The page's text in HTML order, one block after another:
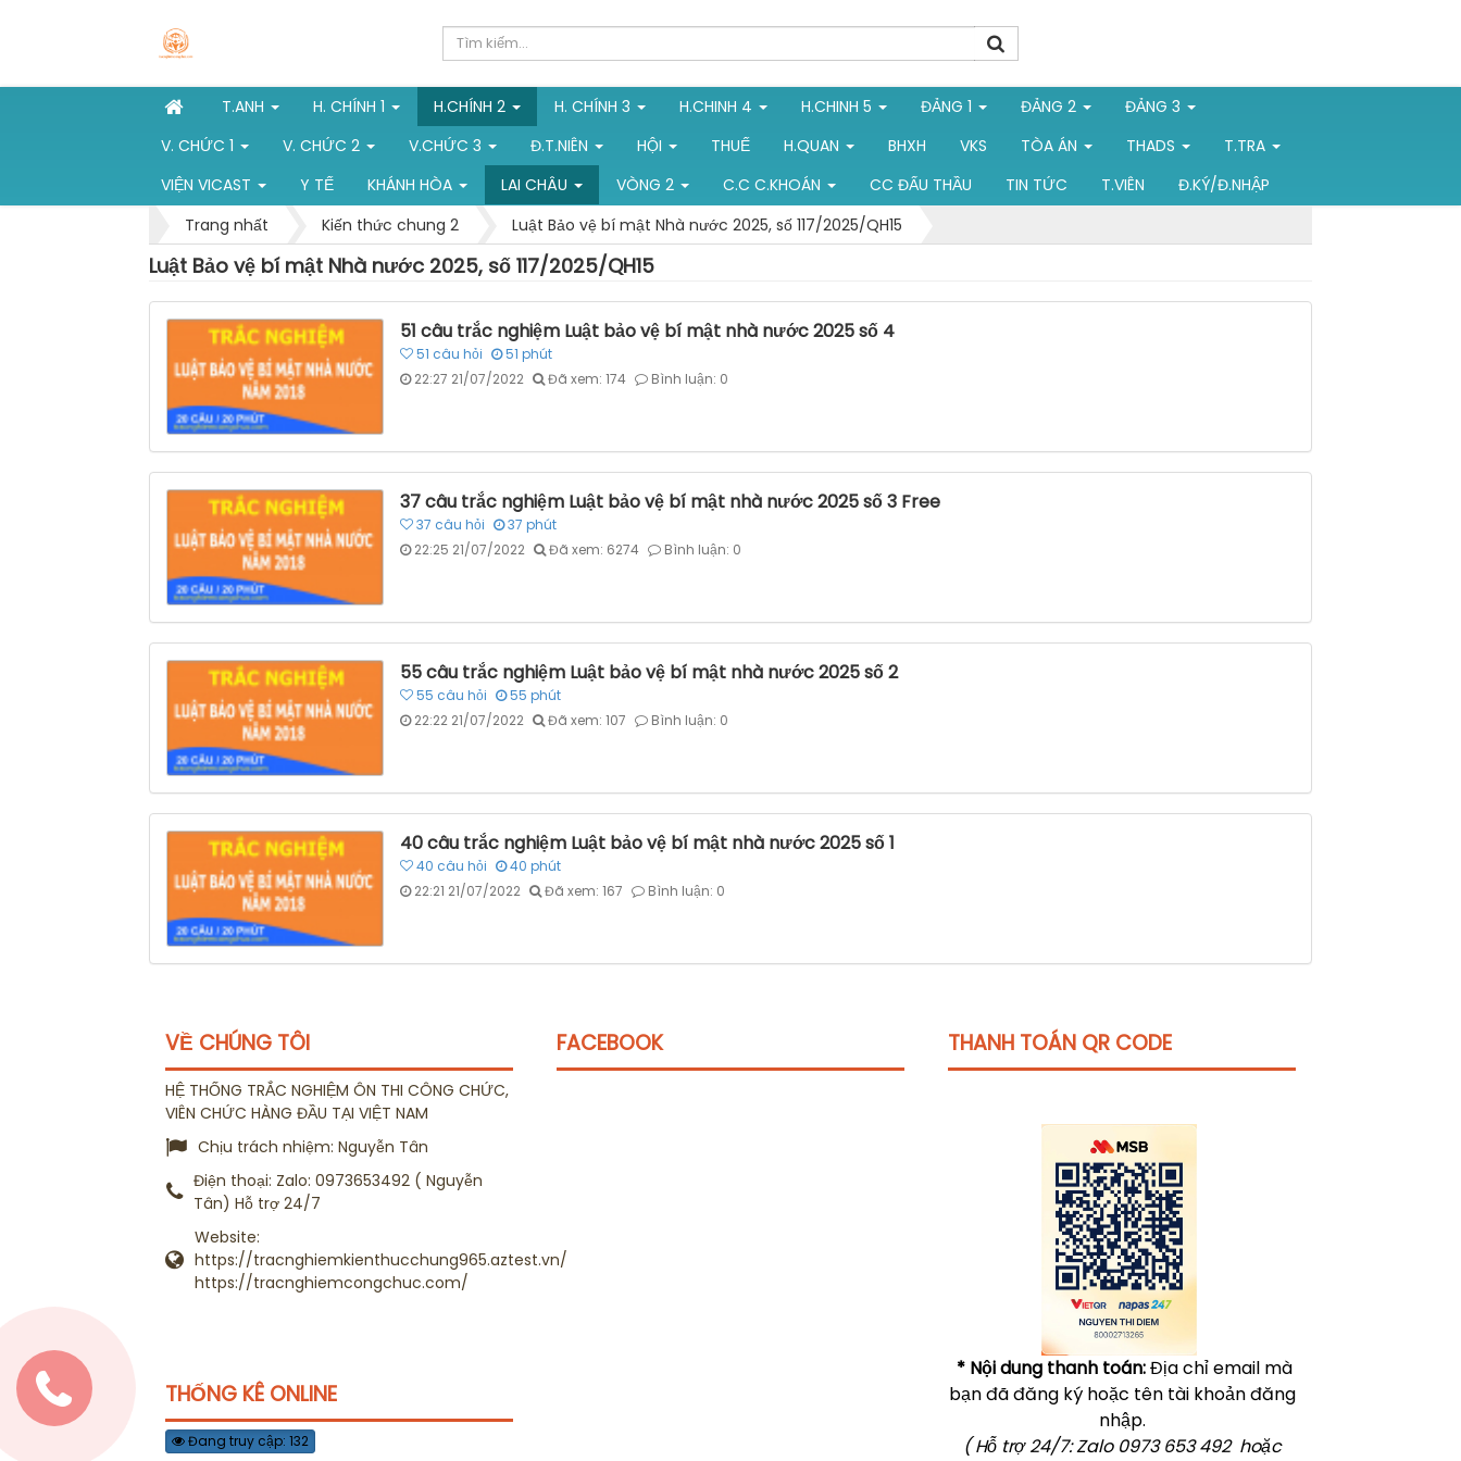
T.ANH H. CHÍNH 1 H.CHÍNH 2 H. CHÍNH 3 H.CHINH 4 H.CHINH 5 ĐẢNG 1 ĐẢNG 2
ĐẢNG 3
V. CHỨC 1
V. CHỨC 2 V.CHỨC 3 Đ.T.NIÊN HỘI THUẾ H.QUAN BHXH VKS TÒA ÁN THADS
T.TRA
VIỆN VICAST
Y TẾ KHÁNH HÒA LAI CHÂU VÒNG 2 C.C C.KHOÁN CC ĐẤU THẦU TIN TỨC T.VIÊN
Đ.KÝ/Đ.NHẬP
Trang nhất
Kiến thức chung 2 Luật Bảo vệ bí mật Nhà nước 2025, số 117/2025/QH15
Luật Bảo vệ bí mật Nhà nước 2025, số 117/2025/QH15
51 câu trắc nghiệm Luật bảo vệ bí mật nhà nước 2025 số 4
51 câu hỏi 51 phút
22:27 21/07/2022
Đã xem: 174 Bình luận: 0
37 câu trắc nghiệm Luật bảo vệ bí mật nhà nước 2025 số 3 Free
37 câu hỏi 37 phút
22:25 21/07/2022
Đã xem: 6274 Bình luận: 0
55 câu trắc nghiệm Luật bảo vệ bí mật nhà nước 2025 số 2
55 câu hỏi 55 phút
22:22 21/07/2022
Đã xem: 107 Bình luận: 0
40 câu trắc nghiệm Luật bảo vệ bí mật nhà nước 2025 số 1
40 câu hỏi 40 phút
22:21 21/07/2022
Đã xem: 167 Bình luận: 0
VỀ CHÚNG TÔI
HỆ THỐNG TRẮC NGHIỆM ÔN THI CÔNG CHỨC,
VIÊN CHỨC HÀNG ĐẦU TẠI VIỆT NAM
Chịu trách nhiệm: Nguyễn Tân
Điện thoại: Zalo: 0973653492 ( Nguyễn
Tân) Hỗ trợ 24/7
Website:
https://tracnghiemkienthucchung965.aztest.vn/
https://tracnghiemcongchuc.com/
THỐNG KÊ ONLINE
Đang truy cập: 132
FACEBOOK THANH TOÁN QR CODE
* Nội dung thanh toán:Địa chỉ email mà
bạn đã đăng ký hoặc tên tài khoản đăng
nhập.
( Hỗ trợ 24/7: Zalo 0973 653 492 hoặc